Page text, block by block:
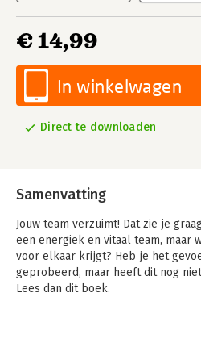
€ 14,99
In winkelwagen
Direct te downloaden
Samenvatting
Jouw team verzuimt! Dat zie je
een energiek en vitaal team, maar
voor elkaar krijgt? Heb je het
geprobeerd, maar heeft dit nog
Lees dan dit boek.